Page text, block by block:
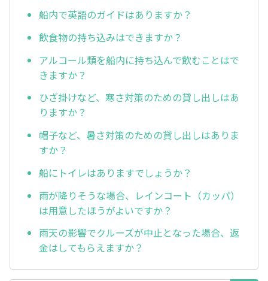
船内で英語のガイドはありますか？
飲食物の持ち込みはできますか？
アルコール類を船内に持ち込んで飲むことはで
きますか？
ひざ掛けなど、寒さ対策のための貸し出しはあ
りますか？
帽子など、暑さ対策のための貸し出しはありま
すか？
船にトイレはありますでしょうか？
雨が降りそうな場合、レインコート（カッパ）
は用意したほうがよいですか？
雨天の影響でクルーズが中止となった場合、返
金はしてもらえますか？